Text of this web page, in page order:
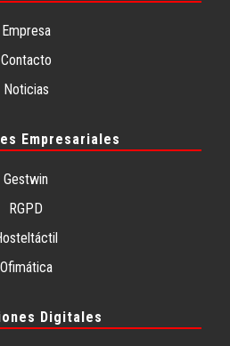
Empresa
Contacto
Noticias
Empresariales
Gestwin
RGPD
Ofimática
Digitales